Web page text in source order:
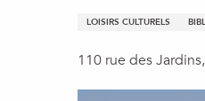
LOISIRS CULTURELS
110 rue des